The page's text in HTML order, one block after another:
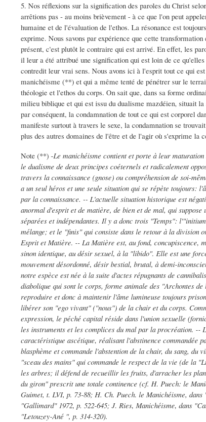
5. Nos réflexions sur la signification des paroles du Christ
arrêtions pas - au moins brièvement - à ce que l'on peut
humaine et de l'évaluation de l'ethos. La résonance est
exprime. Nous savons par expérience que cette
présent, c'est plutôt le contraire qui est arrivé. En effet, les
il leur a été attribué une signification qui est loin de ce
contredit leur vrai sens. Nous avons ici à l'esprit tout ce qui
manichéisme (**) et qui a même tenté de pénétrer sur le
théologie et l'ethos du corps. On sait que, dans sa forme
milieu biblique et qui est issu du dualisme mazdéien, situait
par conséquent, la condamnation de tout ce qui est corporel
manifeste surtout à travers le sexe, la condamnation se
plus des autres domaines de l'être et de l'agir où s'exprime la
Note (**) -Le manichéisme contient et porte à leur
le dualisme de deux principes coéternels et radicalement
travers la connaissance (gnose) ou compréhension de soi-
a un seul héros et une seule situation qui se répète toujours:
par la connaissance. -- L'actuelle situation historique est
anormal d'esprit et de matière, de bien et de mal, qui
séparées et indépendantes. Il y a donc trois "Temps":
mélange; et le "finis" qui consiste dans le retour à la division
Esprit et Matière. -- La Matière est, au fond, concupiscence,
sinon identique, au désir sexuel, à la "libido". Elle est une
mouvement désordonné, désir bestial, brutal, à demi-
notre espèce est née à la suite d'actes répugnants de
diabolique qui sont le corps, forme animale des "Archontes
reproduire et donc à maintenir l'âme lumineuse toujours
libérer son "ego vivant" ("nous") de la chair et du corps.
expression, le péché capital réside dans l'union sexuelle
les instruments et les complices du mal par la procréation. --
caractéristique ascétique, réalisant l'abstinence commandée
blasphème et commande l'abstention de la chair, du sang, du
"sceau des mains" qui commande le respect de la vie (de la
les arbres; il défend de recueillir les fruits, d'arracher les
du giron" prescrit une totale continence (cf. H. Puech: le
Guimet, t. LVI, p. 73-88; H. Ch. Puech. le Manichéisme,
"Gallimard" 1972, p. 522-645; J. Ries, Manichéisme, dans
"Letouzey-Ané ", p. 314-320).